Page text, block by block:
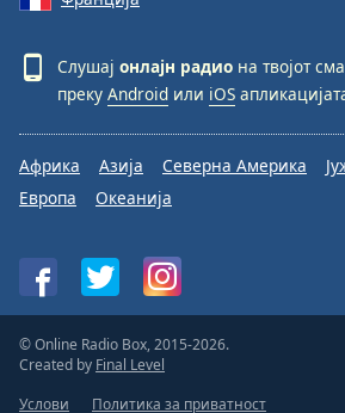
Слушај онлајн радио на твојот
преку Android или iOS
Африка Азија Северна Америка
Европа
Океанија
© Online Radio Box, 2015-2026.
Created by Final Level
Услови
Политика за приватност